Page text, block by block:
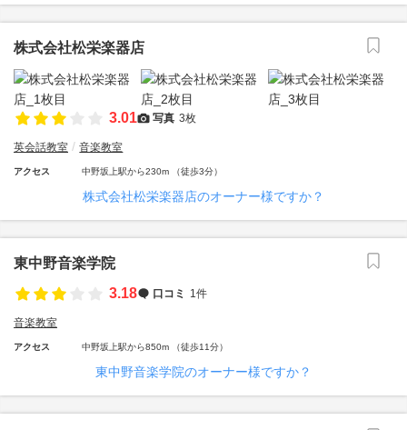
株式会社松栄楽器店
3.01 写真 3枚
英会話教室 音楽教室
アクセス 中野坂上駅から230m （徒歩3分）
株式会社松栄楽器店のオーナー様ですか？
東中野音楽学院
3.18
口コミ 1件
音楽教室
アクセス 中野坂上駅から850m （徒歩11分）
東中野音楽学院のオーナー様ですか？